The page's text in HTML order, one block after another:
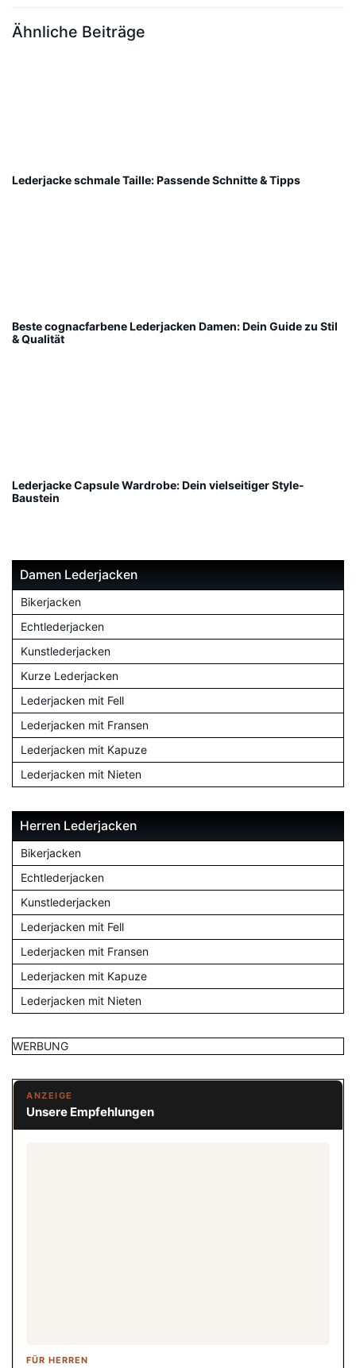
Ähnliche Beiträge
Lederjacke schmale Taille: Passende Schnitte & Tipps
Beste cognacfarbene Lederjacken Damen: Dein Guide zu Stil
& Qualität
Lederjacke Capsule Wardrobe: Dein vielseitiger Style-
Baustein
Damen Lederjacken
Bikerjacken
Echtlederjacken
Kunstlederjacken
Kurze Lederjacken
Lederjacken mit Fell
Lederjacken mit Fransen
Lederjacken mit Kapuze
Lederjacken mit Nieten
Herren Lederjacken
Bikerjacken
Echtlederjacken
Kunstlederjacken
Lederjacken mit Fell
Lederjacken mit Fransen
Lederjacken mit Kapuze
Lederjacken mit Nieten
WERBUNG
ANZEIGE
Unsere Empfehlungen
FÜR HERREN